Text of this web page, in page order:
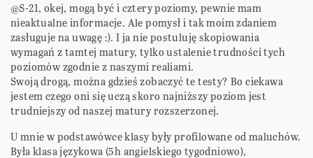
@S-21, okej, mogą być i cztery poziomy, pewnie mam
nieaktualne informacje. Ale pomysł i tak moim zdaniem
zasługuje na uwagę :). I ja nie postuluję skopiowania
wymagań z tamtej matury, tylko ustalenie trudności tych
poziomów zgodnie z naszymi realiami.
Swoją drogą, można gdzieś zobaczyć te testy? Bo ciekawa
jestem czego oni się uczą skoro najniższy poziom jest
trudniejszy od naszej matury rozszerzonej.
U mnie w podstawówce klasy były profilowane od maluchów.
Była klasa językowa (5h angielskiego tygodniowo),